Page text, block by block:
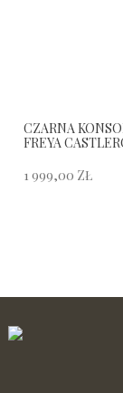
CZARNA
FREYA
1 999,00 ZŁ